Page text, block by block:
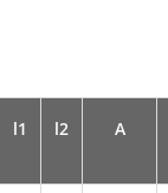
l1 l2 А